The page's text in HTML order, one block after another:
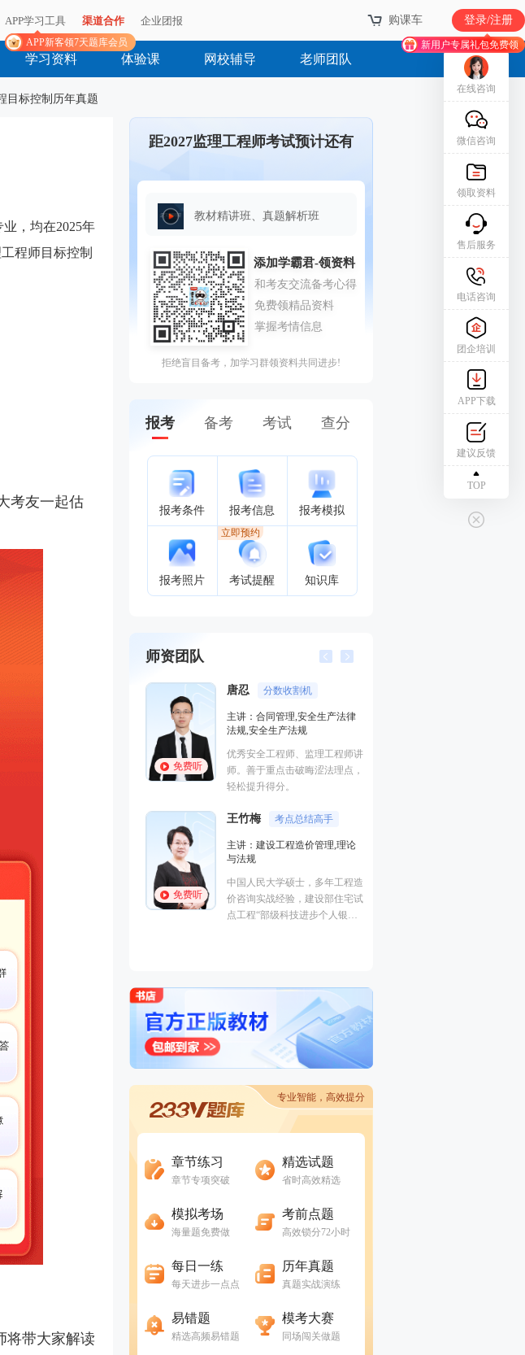
APP学习工具
APP新客领7天题库会员
渠道合作 企业团报 购课车 登录/注册
新用户专属礼包免费领
学习资料 体验课 网校辅导 老师团队
目标控制历年真题
业，均在2025年
程师目标控制
考友一起估
将带大家解读
距2027监理工程师考试预计还有
教材精讲班、真题解析班
拒绝盲目备考，加学习群领资料共同进步!
报考 备考 考试 查分
报考条件 报考信息 报考模拟
报考照片 考试提醒
立即预约
知识库
师资团队
免费听
唐忍 分数收割机
主讲：合同管理,安全生产法律
法规,安全生产法规
优秀安全工程师、监理工程师讲
师。善于重点击破晦涩法理点，
轻松提升得分。
免费听
王竹梅 考点总结高手
主讲：建设工程造价管理,理论
与法规
中国人民大学硕士，多年工程造
价咨询实战经验，建设部住宅试
点工程“部级科技进步个人银
专业智能，高效提分
章节练习
章节专项突破
精选试题
省时高效精选
模拟考场
海量题免费做
考前点题
高效锁分72小时
每日一练
每天进步一点点
历年真题
真题实战演练
易错题
精选高频易错题
模考大赛
同场闯关做题
在线咨询
微信咨询
领取资料
售后服务
电话咨询
团企培训
APP下载
建议反馈
TOP